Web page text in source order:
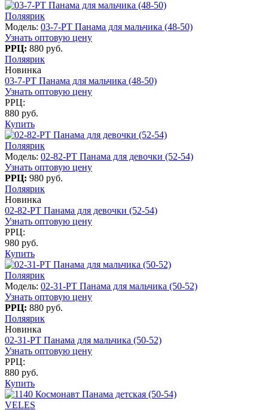
Поляярик
Модель: 03-7-PT Панама для мальчика (48-50)
Узнать оптовую цену
РРЦ: 880 руб.
Поляярик
Новинка
03-7-PT Панама для мальчика (48-50)
Узнать оптовую цену
РРЦ:
880 руб.
Купить
Поляярик
Модель: 02-82-PT Панама для девочки (52-54)
Узнать оптовую цену
РРЦ: 980 руб.
Поляярик
Новинка
02-82-PT Панама для девочки (52-54)
Узнать оптовую цену
РРЦ:
980 руб.
Купить
Поляярик
Модель: 02-31-PT Панама для мальчика (50-52)
Узнать оптовую цену
РРЦ: 880 руб.
Поляярик
Новинка
02-31-PT Панама для мальчика (50-52)
Узнать оптовую цену
РРЦ:
880 руб.
Купить
VELES